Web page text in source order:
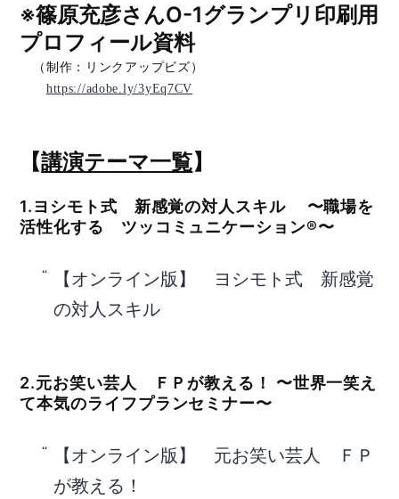
※篠原充彦さんO-1グランプリ印刷用
プロフィール資料
（制作：リンクアップビズ）
https://adobe.ly/3yEq7CV
【講演テーマ一覧】
1.ヨシモト式 新感覚の対人スキル 〜職場を
活性化する ツッコミュニケーション®〜
【オンライン版】 ヨシモト式 新感覚
の対人スキル
2.元お笑い芸人 ＦＰが教える！ 〜世界一笑え
て本気のライフプランセミナー〜
【オンライン版】 元お笑い芸人 ＦＰ
が教える！